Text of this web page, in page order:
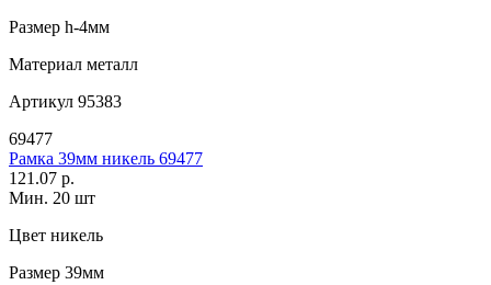
Размер h-4мм
Материал металл
Артикул 95383
69477
Рамка 39мм никель 69477
121.07 р.
Мин. 20 шт
Цвет никель
Размер 39мм